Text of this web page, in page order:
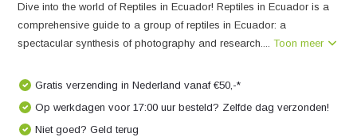
Dive into the world of Reptiles in Ecuador! Reptiles in Ecuador is a
comprehensive guide to a group of reptiles in Ecuador: a
spectacular synthesis of photography and research....Toon meer
Gratis verzending in Nederland vanaf €50,-*
Op werkdagen voor 17:00 uur besteld? Zelfde dag verzonden!
Niet goed? Geld terug